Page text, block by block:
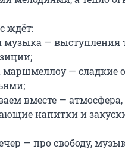
ждёт:
— выступления
— сладкие
вместе —
напитки и
— про свободу,